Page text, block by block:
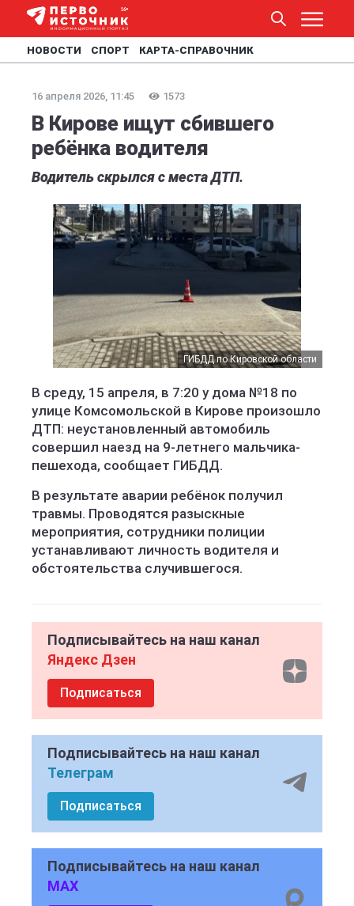
НОВОСТИ СПОРТ КАРТА-СПРАВОЧНИК
16 апреля 2026, 11:45 1573
В Кирове ищут сбившего
ребёнка водителя
Водитель скрылся с места ДТП.
ГИБДД по Кировской области
В среду, 15 апреля, в 7:20 у дома №18 по
улице Комсомольской в Кирове произошло
ДТП: неустановленный автомобиль
совершил наезд на 9-летнего мальчика-
пешехода, сообщает ГИБДД.
В результате аварии ребёнок получил
травмы. Проводятся разыскные
мероприятия, сотрудники полиции
устанавливают личность водителя и
обстоятельства случившегося.
Подписывайтесь на наш канал
Яндекс Дзен
Подписаться
Подписывайтесь на наш канал
Телеграм
Подписаться
Подписывайтесь на наш канал
MAX